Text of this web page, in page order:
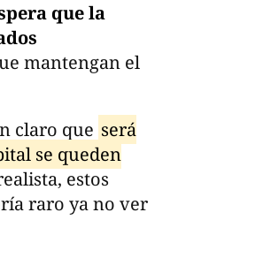
que la
mantengan el
claro que será
se queden
estos
raro ya no ver